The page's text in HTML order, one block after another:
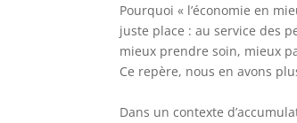
Pourquoi « l’économie en
juste place : au service des
mieux prendre soin, mieux
Ce repère, nous en avons
Dans un contexte